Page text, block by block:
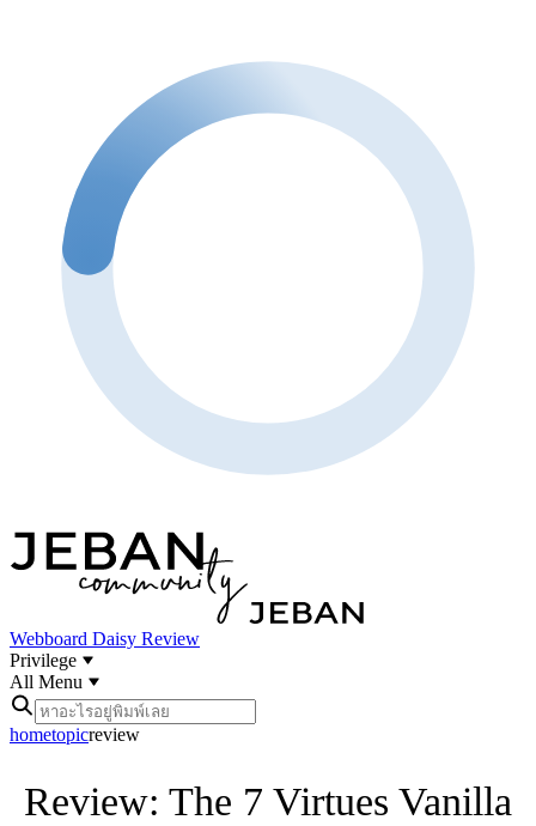
Webboard Daisy Review
Privilege
All Menu
hometopicreview
Review: The 7 Virtues Vanilla